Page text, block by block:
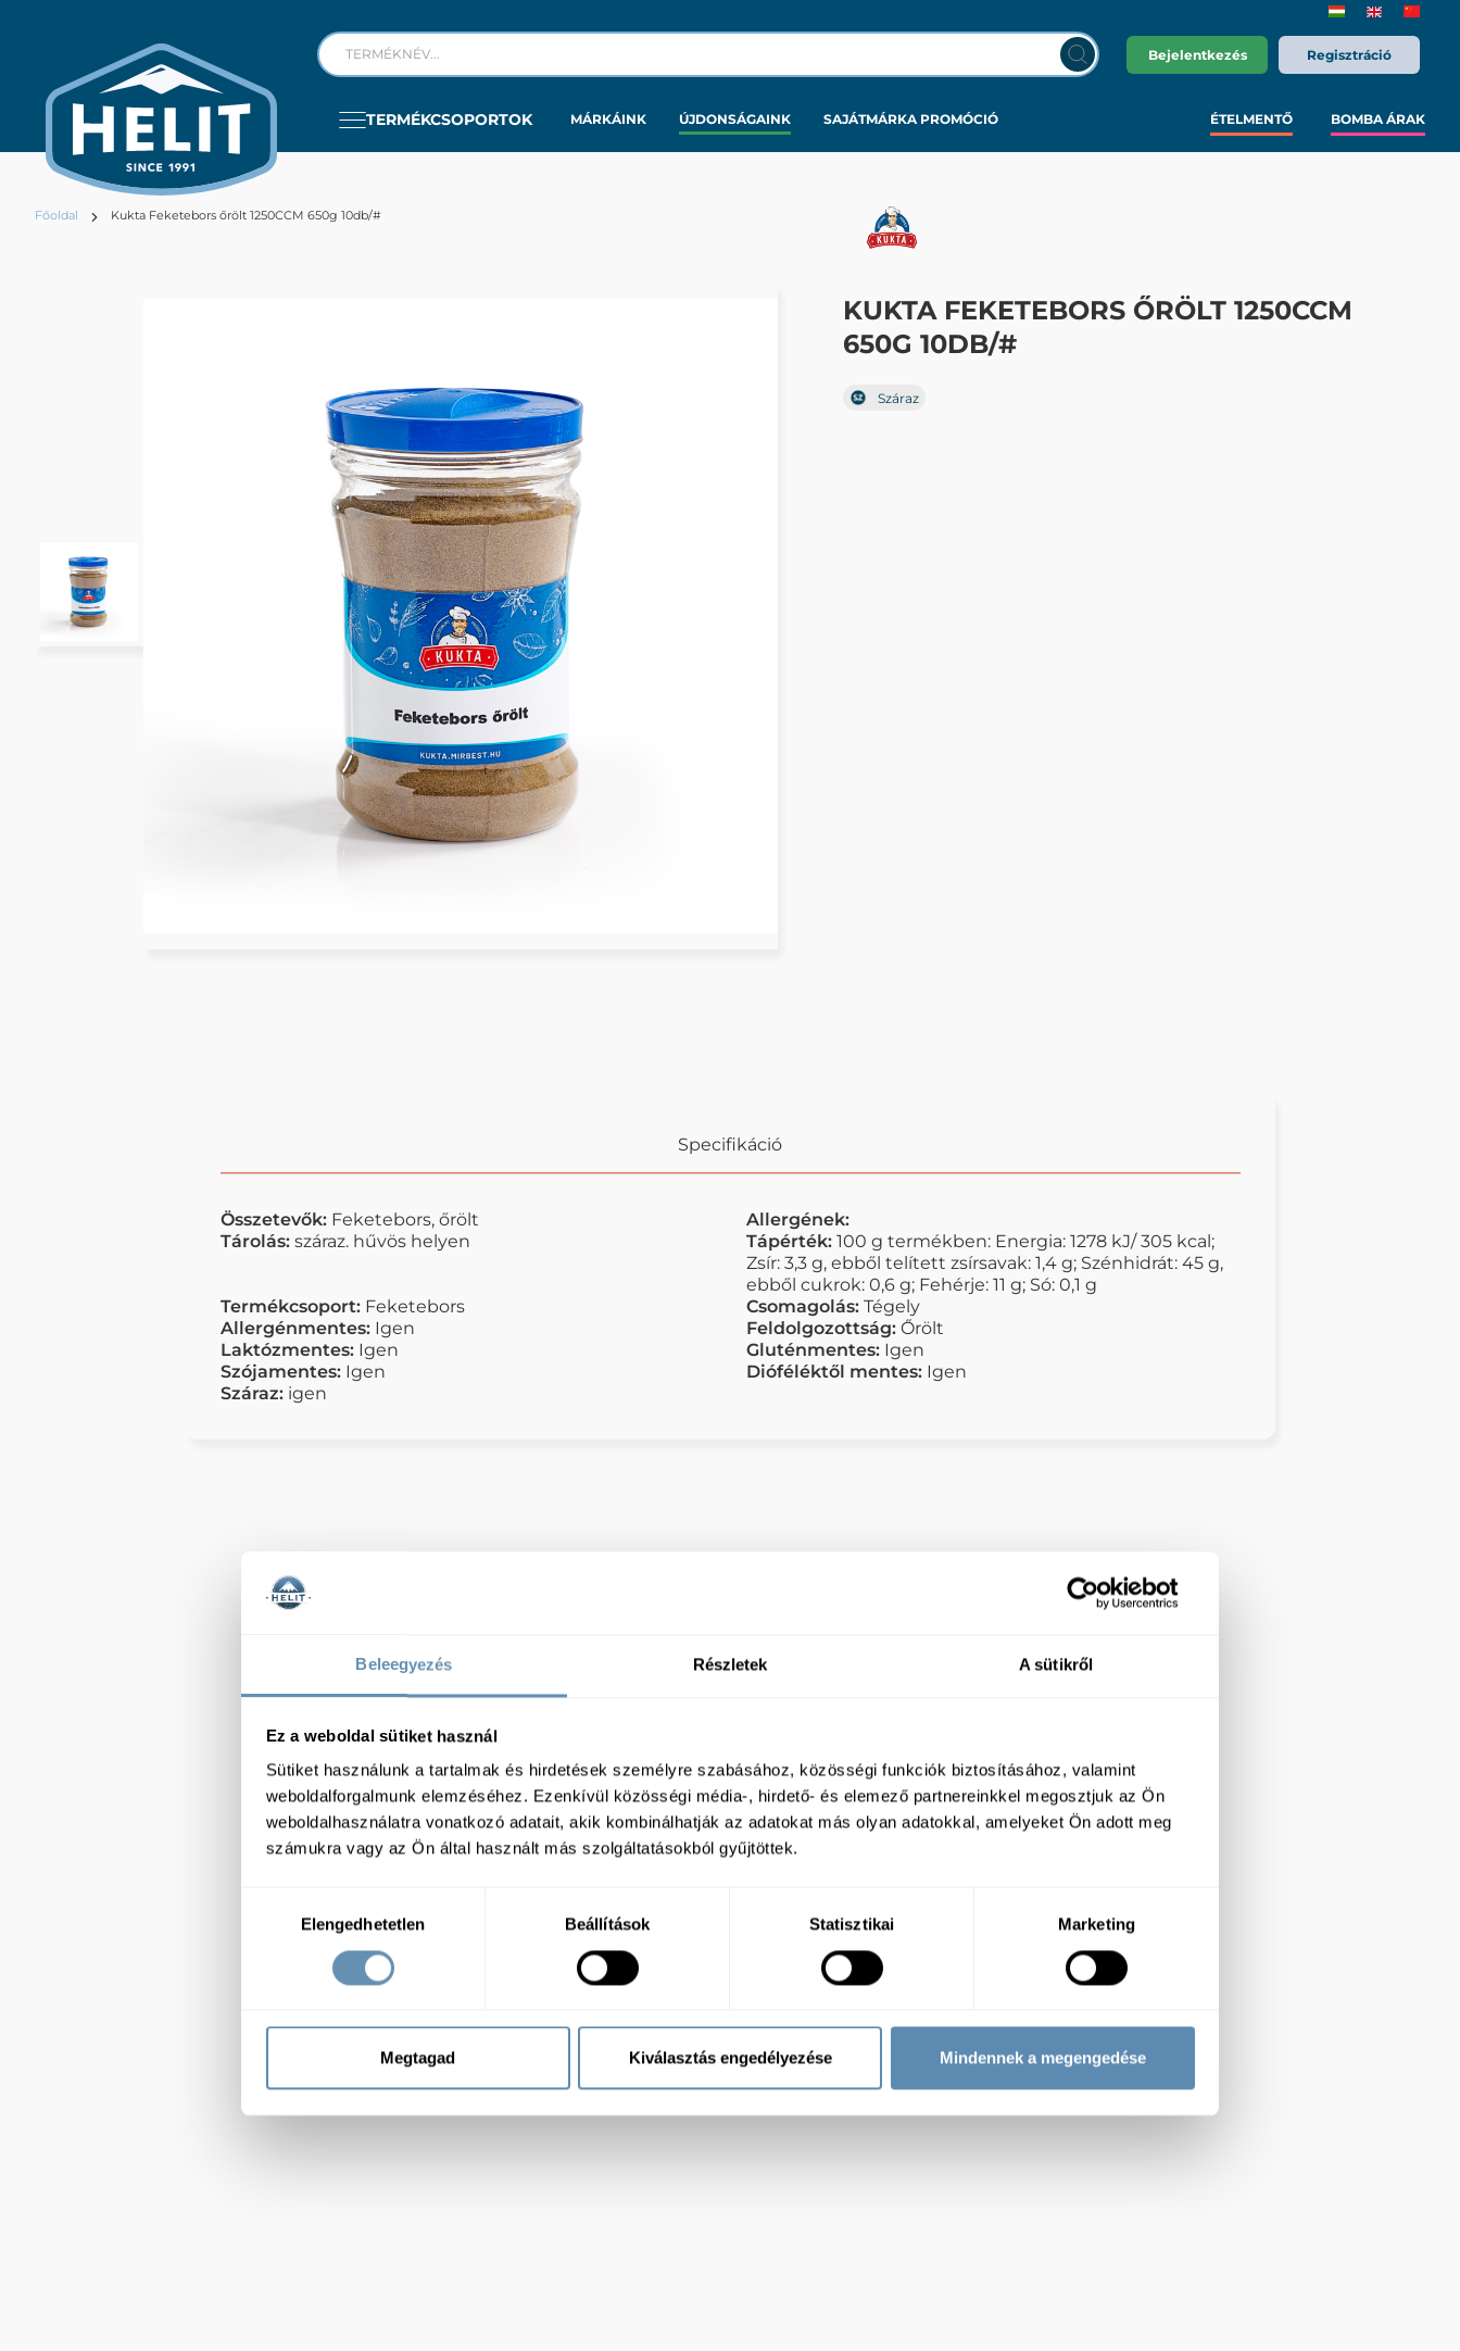
Beleegyezés Részletek A sütikről
Ez a weboldal sütiket használ
Sütiket használunk a tartalmak és hirdetések személyre szabásához, közösségi funkciók biztosításához, valamint
weboldalforgalmunk elemzéséhez. Ezenkívül közösségi média-, hirdető- és elemező partnereinkkel megosztjuk az Ön
weboldalhasználatra vonatkozó adatait, akik kombinálhatják az adatokat más olyan adatokkal, amelyeket Ön adott meg
számukra vagy az Ön által használt más szolgáltatásokból gyűjtöttek.
kiválasztásaElengedhetetlen Beállítások Statisztikai Marketing
Megtagad Kiválasztás engedélyezése Mindennek a megengedése
Bejelentkezés Regisztráció
TERMÉKCSOPORTOK MÁRKÁINK ÚJDONSÁGAINK SAJÁTMÁRKA PROMÓCIÓ ÉTELMENTŐ BOMBA ÁRAK
Főoldal Kukta Feketebors őrölt 1250CCM 650g 10db/#
KUKTA FEKETEBORS ŐRÖLT 1250CCM
650G 10DB/#
Száraz
Specifikáció
Összetevők: Feketebors, őrölt
Allergének:
Tárolás: száraz. hűvös helyen Tápérték: 100 g termékben: Energia: 1278 kJ/ 305 kcal;
Zsír: 3,3 g, ebből telített zsírsavak: 1,4 g; Szénhidrát: 45 g,
ebből cukrok: 0,6 g; Fehérje: 11 g; Só: 0,1 g
Termékcsoport: Feketebors Csomagolás: Tégely
Allergénmentes: Igen Feldolgozottság: Őrölt
Laktózmentes: Igen Gluténmentes: Igen
Szójamentes: Igen Dióféléktől mentes: Igen
Száraz: igen